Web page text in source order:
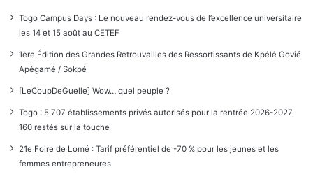
Togo Campus Days : Le nouveau rendez-vous de l’excellence universitaire
les 14 et 15 août au CETEF
1ère Édition des Grandes Retrouvailles des Ressortissants de Kpélé Govié
Apégamé / Sokpé
[LeCoupDeGuelle] Wow… quel peuple ?
Togo : 5 707 établissements privés autorisés pour la rentrée 2026-2027,
160 restés sur la touche
21e Foire de Lomé : Tarif préférentiel de -70 % pour les jeunes et les
femmes entrepreneures